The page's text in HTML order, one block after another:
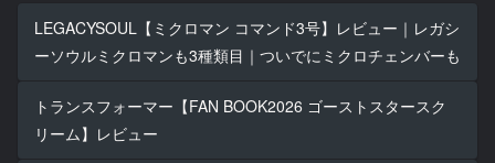
LEGACYSOUL【ミクロマン コマンド3号】レビュー｜レガシ
ーソウルミクロマンも3種類目｜ついでにミクロチェンバーも
トランスフォーマー【FAN BOOK2026 ゴーストスタースク
リーム】レビュー